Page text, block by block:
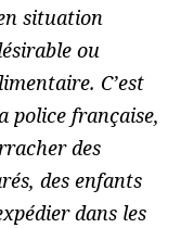
situation
ou
C’est
police française,
des
des enfants
dans les